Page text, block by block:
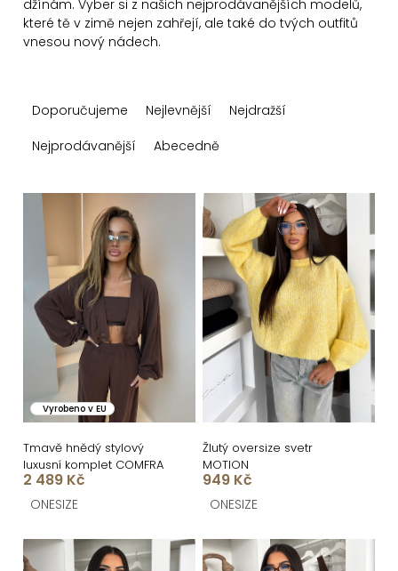
džínám. Vyber si z našich nejprodávanějších modelů,
které tě v zimě nejen zahřejí, ale také do tvých outfitů
vnesou nový nádech.
a
n
o
k
t
ů
Doporučujeme Nejlevnější
Nejdražší
Nejprodávanější
Abecedně
o
d
u
k
ů
Vyrobeno v EU
Tmavě hnědý stylový
luxusní komplet COMFRA
2 489 Kč
ONESIZE
Žlutý oversize svetr
MOTION
949 Kč
ONESIZE